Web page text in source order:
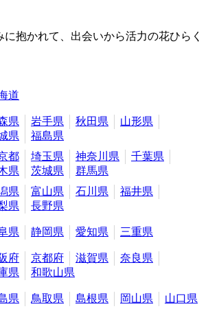
抱かれて、出会いから活力の花ひらく
道
県 岩手県 秋田県
山形県
県
福島県
都 埼玉県 神奈川県
千葉県
県
茨城県 群馬県
県 富山県 石川県
福井県
県
長野県
県 静岡県 愛知県 三重県
府 京都府 滋賀県
奈良県
県
和歌山県
県 鳥取県 島根県 岡山県 山口県